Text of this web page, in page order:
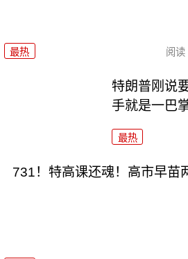
最热 阅读
特朗普刚说
手就是一巴掌
最热
731！特高课还魂！高市早苗